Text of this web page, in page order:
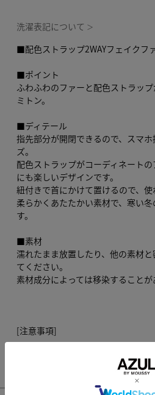
洗濯表記について ＞
■配色ストラップ2WAYフェイクフ
■ポイント
ふわふわのファーと配色ストラッ
ミトン。
■ディテール
指先部分が開閉できるので、スマ
ズ。
配色ストラップがコーディネート
にも楽しいデザインです。
紐付きで首にかけて置けるので、使
柔らかくあたたかい素材で、寒い
す。
■素材
濡れたまま放置したり、他の素材
てください。
素材成分によっては移染することが
[注意事項]
※画像の商品はサンプルです。実
※画像の商品は光の照射や角度、お
り、実物と色味が異なる場合がござ
もっと見